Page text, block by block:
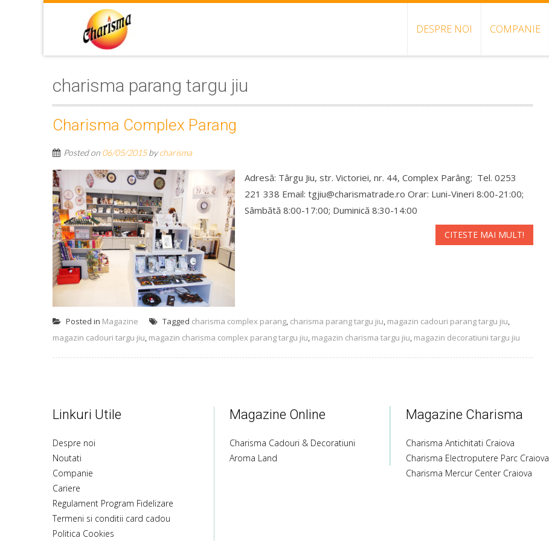
DESPRE NOI COMPANIE
charisma parang targu jiu
Charisma Complex Parang
Posted on 06/05/2015bycharisma
Adresă: Târgu Jiu, str. Victoriei, nr. 44, Complex Parâng; Tel. 0253
221 338 Email: tgjiu@charismatrade.ro Orar: Luni-Vineri 8:00-21:00;
Sâmbătă 8:00-17:00; Duminică 8:30-14:00
CITESTE MAI MULT!
Posted in Magazine Tagged charisma complex parang, charisma parang targu jiu, magazin cadouri parang targu jiu,
magazin cadouri targu jiu, magazin charisma complex parang targu jiu, magazin charisma targu jiu, magazin decoratiuni targu jiu
Linkuri Utile
Despre noi
Noutati
Companie
Cariere
Regulament Program Fidelizare
Termeni si conditii card cadou
Politica Cookies
Magazine Online
Charisma Cadouri & Decoratiuni
Aroma Land
Magazine Charisma
Charisma Antichitati Craiova
Charisma Electroputere Parc Craiova
Charisma Mercur Center Craiova